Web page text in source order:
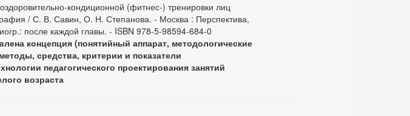
кондиционной (фитнес-) тренировки лиц
/ С. В. Савин, О. Н. Степанова. - Москва : Перспектива,
после каждой главы. - ISBN 978-5-98594-684-0
концепция (понятийный аппарат, методологические
средства, критерии и показатели
педагогического проектирования занятий
возраста